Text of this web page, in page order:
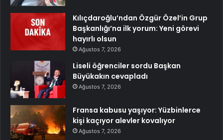
Kılıçdaroğlu’ndan Özgür Özel’in Grup
Başkanlığı’na ilk yorum: Yeni görevi
hayırlı olsun
Ağustos 7, 2026
Liseli öğrenciler sordu Başkan
Büyükakın cevapladı
Ağustos 7, 2026
Fransa kabusu yaşıyor: Yüzbinlerce
kişi kaçıyor alevler kovalıyor
Ağustos 7, 2026